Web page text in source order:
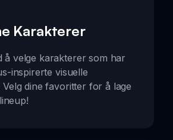
Karakterer
å velge karakterer som har
inspirerte visuelle
Velg dine favoritter for å lage